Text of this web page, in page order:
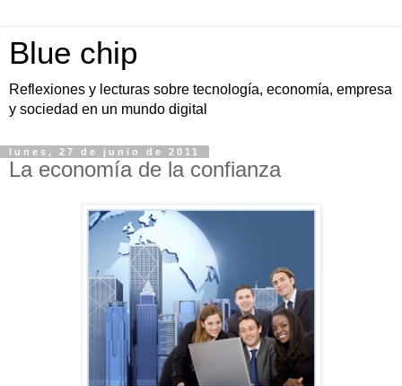
Blue chip
Reflexiones y lecturas sobre tecnología, economía, empresa
y sociedad en un mundo digital
lunes, 27 de junio de 2011
La economía de la confianza